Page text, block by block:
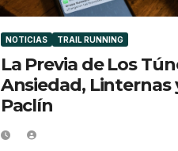
NOTICIAS TRAIL RUNNING
La Previa de Los
Ansiedad, Linternas
Paclín